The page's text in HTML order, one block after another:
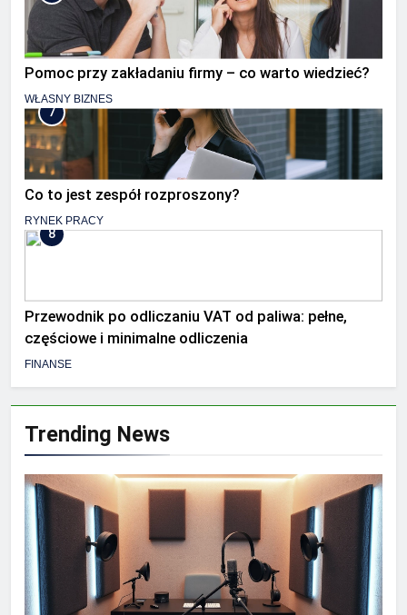
Pomoc przy zakładaniu firmy – co warto wiedzieć?
WŁASNY BIZNES
7
Co to jest zespół rozproszony?
RYNEK PRACY
8
Przewodnik po odliczaniu VAT od paliwa: pełne,
częściowe i minimalne odliczenia
FINANSE
Trending News